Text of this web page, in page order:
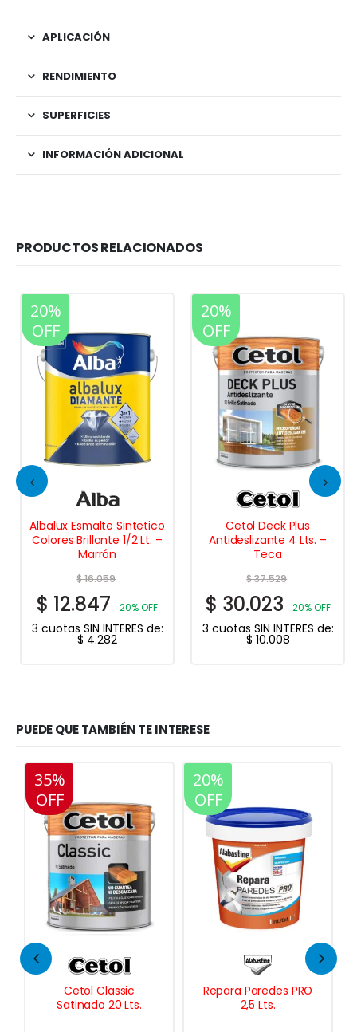
APLICACIÓN
RENDIMIENTO
SUPERFICIES
INFORMACIÓN ADICIONAL
PRODUCTOS RELACIONADOS
20%
OFF
Albalux Esmalte Sintetico
Colores Brillante 1/2 Lt. –
Marrón
$16.059
$ 12.847 20% OFF
3 cuotas SIN INTERES de:
$ 4.282
20%
OFF
Cetol Deck Plus
Antideslizante 4 Lts. –
Teca
$37.529
$ 30.023 20% OFF
3 cuotas SIN INTERES de:
$ 10.008
PUEDE QUE TAMBIÉN TE INTERESE
20%
OFF
Repara Paredes PRO
2,5 Lts.
20%
OFF
35%
OFF
Muros Xp
Impermeabilizante